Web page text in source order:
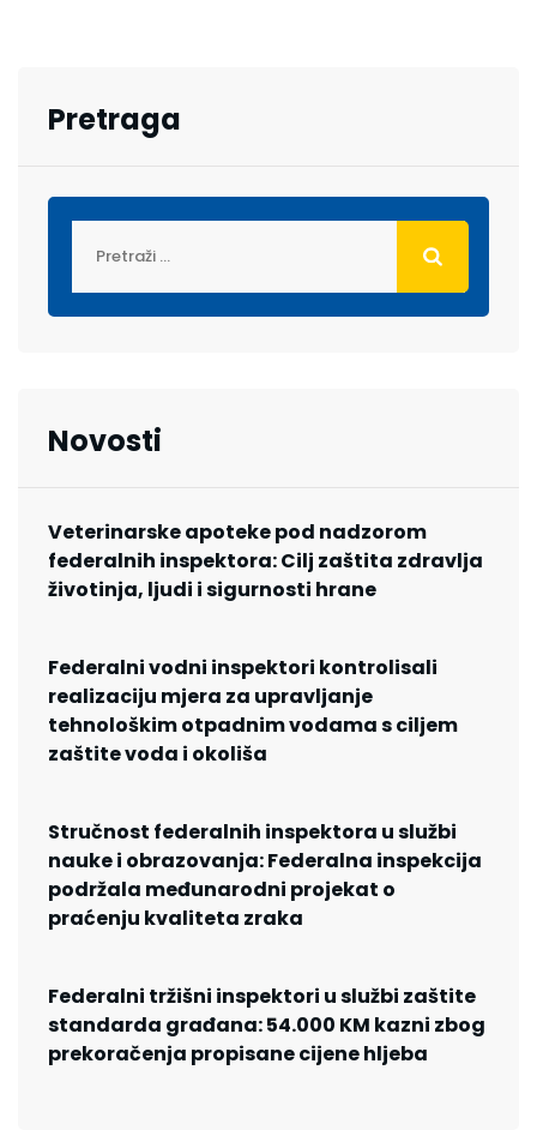
Pretraga
Novosti
Veterinarske apoteke pod nadzorom
federalnih inspektora: Cilj zaštita zdravlja
životinja, ljudi i sigurnosti hrane
Federalni vodni inspektori kontrolisali
realizaciju mjera za upravljanje
tehnološkim otpadnim vodama s ciljem
zaštite voda i okoliša
Stručnost federalnih inspektora u službi
nauke i obrazovanja: Federalna inspekcija
podržala međunarodni projekat o
praćenju kvaliteta zraka
Federalni tržišni inspektori u službi zaštite
standarda građana: 54.000 KM kazni zbog
prekoračenja propisane cijene hljeba